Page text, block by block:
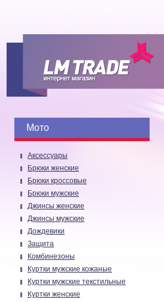
Мото
Аксессуары
Брюки женские
Брюки кроссовые
Брюки мужские
Джинсы женские
Джинсы мужские
Дождевики
Защита
Комбинезоны
Куртки мужские кожаные
Куртки мужские текстильные
Куртки женские